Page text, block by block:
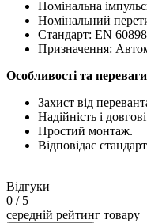
Номінальна
Номінальний
Стандарт: EN
Призначення:
Особливості та переваги
Захист від
Надійність і
Простий монтаж.
Відповідає
Відгуки
0 / 5
середній рейтинг товару